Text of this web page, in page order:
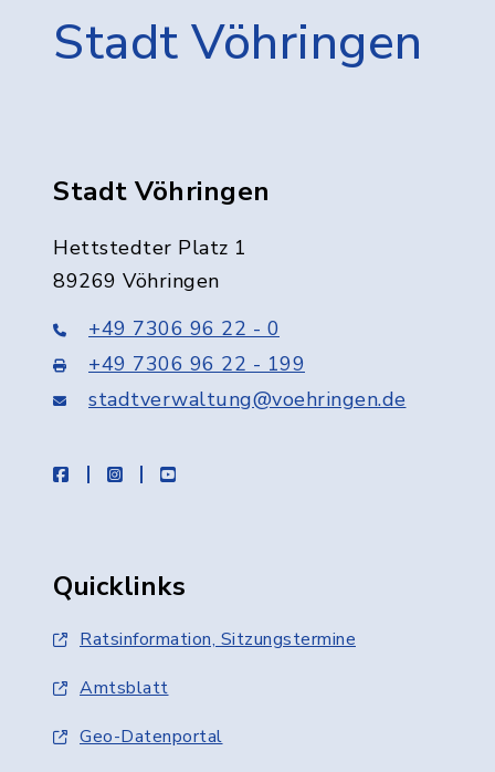
Stadt Vöhringen
Stadt Vöhringen
Hettstedter Platz 1
89269 Vöhringen
+49 7306 96 22 - 0
+49 7306 96 22 - 199
stadtverwaltung@voehringen.de
facebookinstagramyoutube
Quicklinks
Ratsinformation, Sitzungstermine
Amtsblatt
Geo-Datenportal